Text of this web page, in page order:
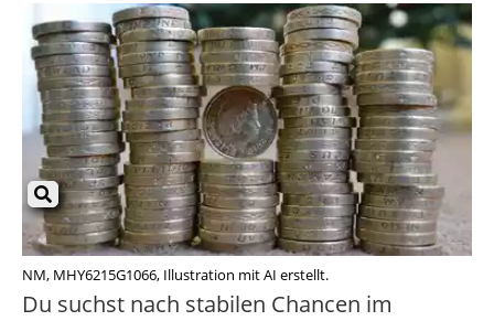
NM, MHY6215G1066, Illustration mit AI erstellt.
Du suchst nach stabilen Chancen im